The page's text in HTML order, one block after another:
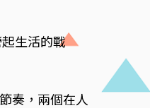
生活的戰
奏，兩個在人